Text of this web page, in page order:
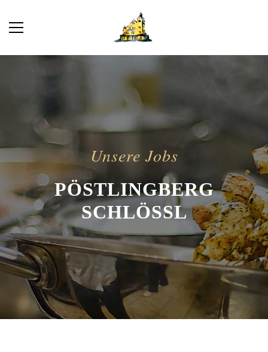
Unsere Jobs
PÖSTLINGBERG
SCHLÖSSL